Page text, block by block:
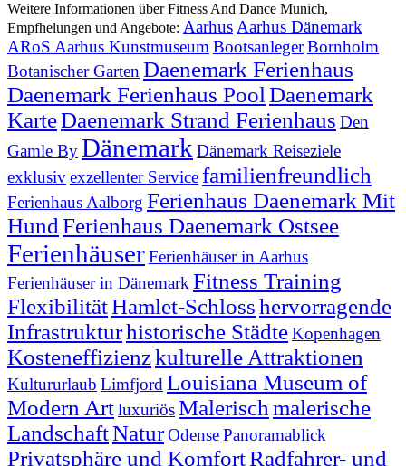
Weitere Informationen über Fitness And Dance Munich,
Empfhelungen und Angebote: Aarhus Aarhus Dänemark
ARoS Aarhus Kunstmuseum BootsanlegerBornholm
Botanischer Garten Daenemark Ferienhaus
Daenemark Ferienhaus Pool Daenemark
KarteDaenemark Strand Ferienhaus Den
Gamle ByDänemark Dänemark Reiseziele
exklusivexzellenter Servicefamilienfreundlich
Ferienhaus Aalborg Ferienhaus Daenemark Mit
Hund Ferienhaus Daenemark Ostsee
FerienhäuserFerienhäuser in Aarhus
Ferienhäuser in Dänemark Fitness Training
FlexibilitätHamlet-Schlosshervorragende
Infrastrukturhistorische StädteKopenhagen
Kosteneffizienzkulturelle Attraktionen
Kultururlaub Limfjord Louisiana Museum of
Modern ArtluxuriösMalerisch malerische
LandschaftNaturOdensePanoramablick
Privatsphäre und KomfortRadfahrer- und